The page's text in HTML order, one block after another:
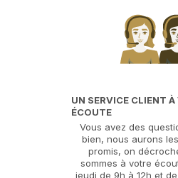
166 Rue De La Roquette
15 Rue Vergniaud
75013 Paris
UN SERVICE CLIENT À
ÉCOUTE
Vous avez des
bien, nous aurons
promis, on
sommes à votre
jeudi de 9h à 12h et